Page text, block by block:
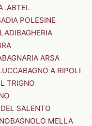
.ABTEI.
POLESINE
BAGHERIA
BAGNARIA ARSA
BAGNO A RIPOLI
TRIGNO
SALENTO
BAGNOLO MELLA